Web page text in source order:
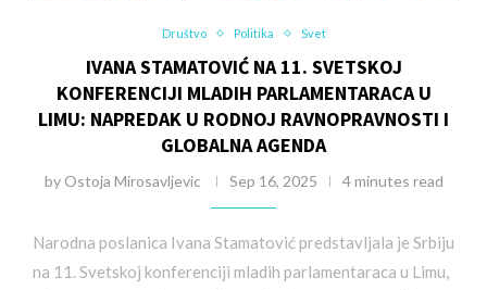
Društvo Politika Svet
IVANA STAMATOVIĆ NA 11. SVETSKOJ
KONFERENCIJI MLADIH PARLAMENTARACA U
LIMU: NAPREDAK U RODNOJ RAVNOPRAVNOSTI I
GLOBALNA AGENDA
by Ostoja Mirosavljevic Sep 16, 2025 4 minutes read
Narodna poslanica Ivana Stamatović predstavljala je Srbiju
na 11. Svetskoj konferenciji mladih parlamentaraca u Limu,